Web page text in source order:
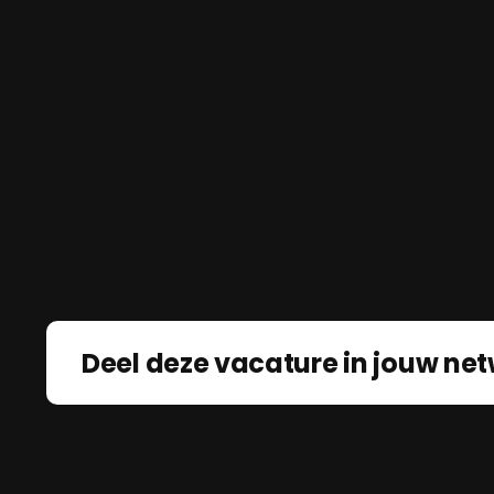
Deel deze vacature in jouw